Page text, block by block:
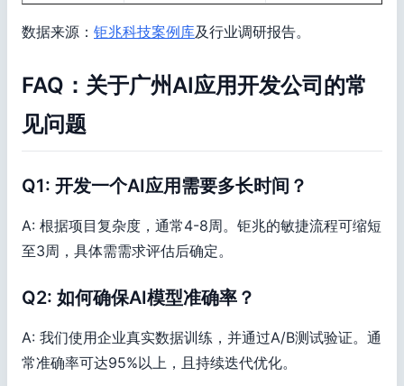
数据来源： 钜兆科技案例库及行业调研报告。
FAQ：关于广州AI应用开发公司的常
见问题
Q1: 开发一个AI应用需要多长时间？
A: 根据项目复杂度，通常4-8周。钜兆的敏捷流程可缩短
至3周，具体需需求评估后确定。
Q2: 如何确保AI模型准确率？
A: 我们使用企业真实数据训练，并通过A/B测试验证。通
常准确率可达95%以上，且持续迭代优化。